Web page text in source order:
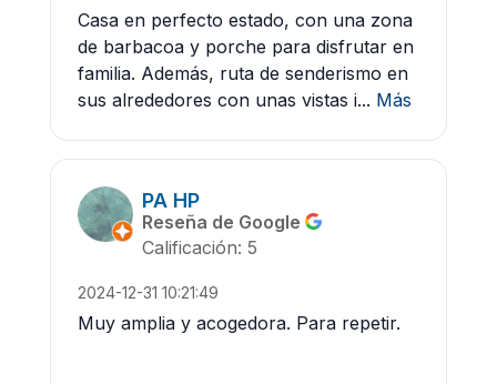
Casa en perfecto estado, con una zona
de barbacoa y porche para disfrutar en
familia. Además, ruta de senderismo en
sus alrededores con unas vistas i... Más
PA HP
Reseña de Google
Calificación: 5
2024-12-31 10:21:49
Muy amplia y acogedora. Para repetir.